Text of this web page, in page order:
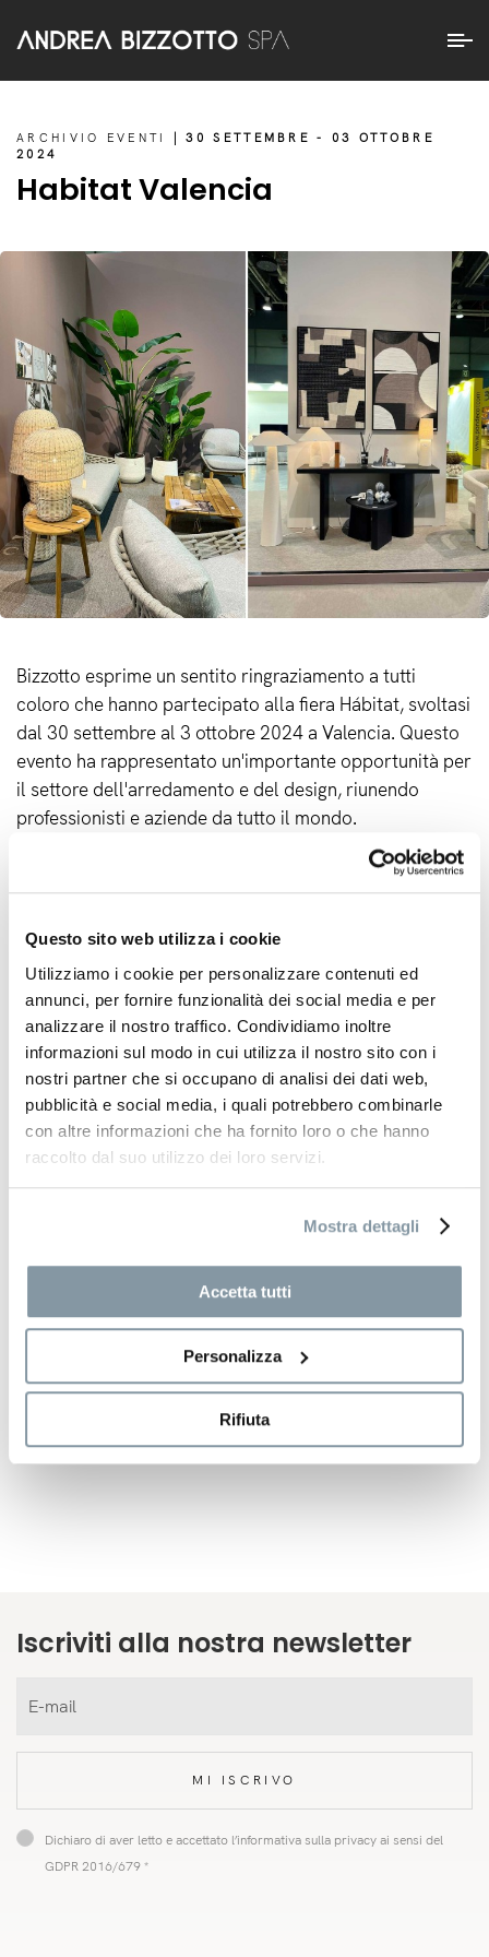
Questo sito web utilizza i cookie
Utilizziamo i cookie per personalizzare contenuti ed
annunci, per fornire funzionalità dei social media e per
analizzare il nostro traffico. Condividiamo inoltre
informazioni sul modo in cui utilizza il nostro sito con i
nostri partner che si occupano di analisi dei dati web,
pubblicità e social media, i quali potrebbero combinarle
con altre informazioni che ha fornito loro o che hanno
raccolto dal suo utilizzo dei loro servizi.
Mostra dettagli
Accetta tutti
Personalizza
Rifiuta
ARCHIVIO EVENTI
| 30 SETTEMBRE - 03 OTTOBRE
2024
Habitat Valencia
Bizzotto esprime un sentito ringraziamento a tutti
coloro che hanno partecipato alla fiera Hábitat, svoltasi
dal 30 settembre al 3 ottobre 2024 a Valencia. Questo
evento ha rappresentato un'importante opportunità per
il settore dell'arredamento e del design, riunendo
professionisti e aziende da tutto il mondo.
visitatori provenienti da 70 paesi, confermando la sua
posizione come uno dei principali appuntamenti
internazionali per il design e l'arredamento. Andrea
Bizzotto Spa è orgogliosa di aver contribuito a questo
evento, presentando le ultime novità e collezioni.
Desideriamo ringraziare in particolare i nostri partner,
clienti e visitatori che hanno reso possibile questo
successo.
Siamo entusiasti delle opportunità future che si sono
continuare a collaborare con tutti voi!
Iscriviti alla nostra newsletter
MI ISCRIVO
Dichiaro di aver letto e accettato l’informativa sulla privacy ai sensi del
GDPR 2016/679 *